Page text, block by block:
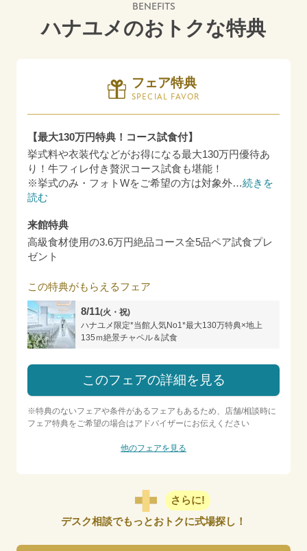
BENEFITS
ハナユメのおトクな特典
フェア特典
SPECIAL FAVOR
【最大130万円特典！コース試食付】
挙式料や衣装代などがお得になる最大130万円優待あ
り！牛フィレ付き贅沢コース試食も堪能！
※挙式のみ・フォトWをご希望の方は対象外…続きを
読む
来館特典
高級食材使用の3.6万円絶品コース全5品ペア試食プレ
ゼント
この特典がもらえるフェア
8/11(火・祝)
ハナユメ限定*当館人気No1*最大130万特典×地上
135ｍ絶景チャペル＆試食
このフェアの詳細を見る
※特典のないフェアや条件があるフェアもあるため、店舗/相談時に
フェア特典をご希望の場合はアドバイザーにお伝えください
他のフェアを見る
さらに!
デスク相談でもっとおトクに式場探し！